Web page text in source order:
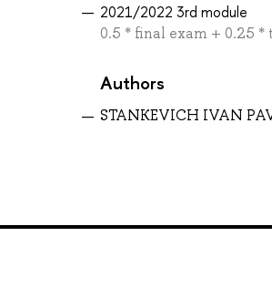
2021/2022 3rd module
0.5 * final exam + 0.25
Authors
STANKEVICH IVAN